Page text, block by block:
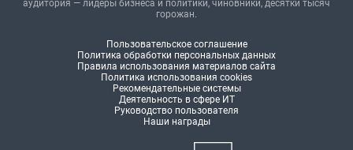
аудитория — лидеры бизнеса и политики, чиновники, десятки тысяч
горожан.
Пользовательское соглашение
Политика обработки персональных данных
Правила использования материалов сайта
Политика использования cookies
Рекомендательные системы
Деятельность в сфере ИТ
Руководство пользователя
Наши награды